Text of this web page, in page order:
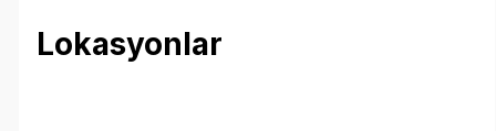
Lokasyonlar